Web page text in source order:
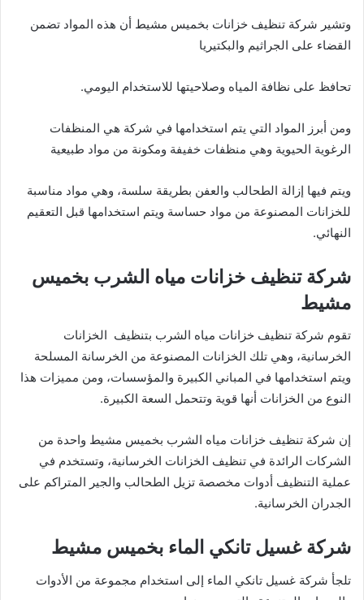
وتشير شركة تنظيف خزانات بخميس مشيط أن هذه المواد تضمن
القضاء على الجراثيم والبكتيريا
تحافظ على نظافة المياه وصلاحيتها للاستخدام اليومي.
ومن أبرز المواد التي يتم استخدامها في شركة هي المنظفات
الرغوية الحيوية وهي منظفات خفيفة ومكونة من مواد طبيعية
ويتم فيها إزالة الطحالب والعفن بطريقة سلسة، وهي مواد مناسبة
للخزانات المصنوعة من مواد حساسة ويتم استخدامها قبل التعقيم
النهائي.
شركة تنظيف خزانات مياه الشرب بخميس
مشيط
تقوم شركة تنظيف خزانات مياه الشرب بتنظيف الخزانات
الخرسانية، وهي تلك الخزانات المصنوعة من الخرسانة المسلحة
ويتم استخدامها في المباني الكبيرة والمؤسسات، ومن مميزات هذا
النوع من الخزانات أنها قوية وتتحمل السعة الكبيرة.
إن شركة تنظيف خزانات مياه الشرب بخميس مشيط واحدة من
الشركات الرائدة في تنظيف الخزانات الخرسانية، وتستخدم في
عملية التنظيف أدوات مخصصة تزيل الطحالب والجير المتراكم على
الجدران الخرسانية.
شركة غسيل تانكي الماء بخميس مشيط
تلجأ شركة غسيل تانكي الماء إلى استخدام مجموعة من الأدوات